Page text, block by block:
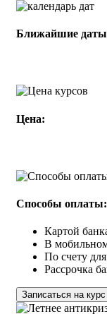
Ближайшие
Цена:
Способы оплаты:
Картой
В
По счету
Рассрочка
Записаться на курс